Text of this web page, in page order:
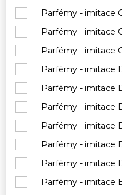
Parfémy - imitace
Parfémy - imitace
Parfémy - imitace
Parfémy - imitace
Parfémy - imitace
Parfémy - imitace
Parfémy - imitace
Parfémy - imitace
Parfémy - imitace
Parfémy - imitace